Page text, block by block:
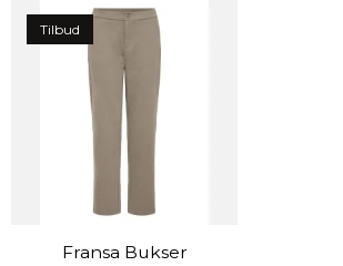
Tilbud
Fransa Bukser